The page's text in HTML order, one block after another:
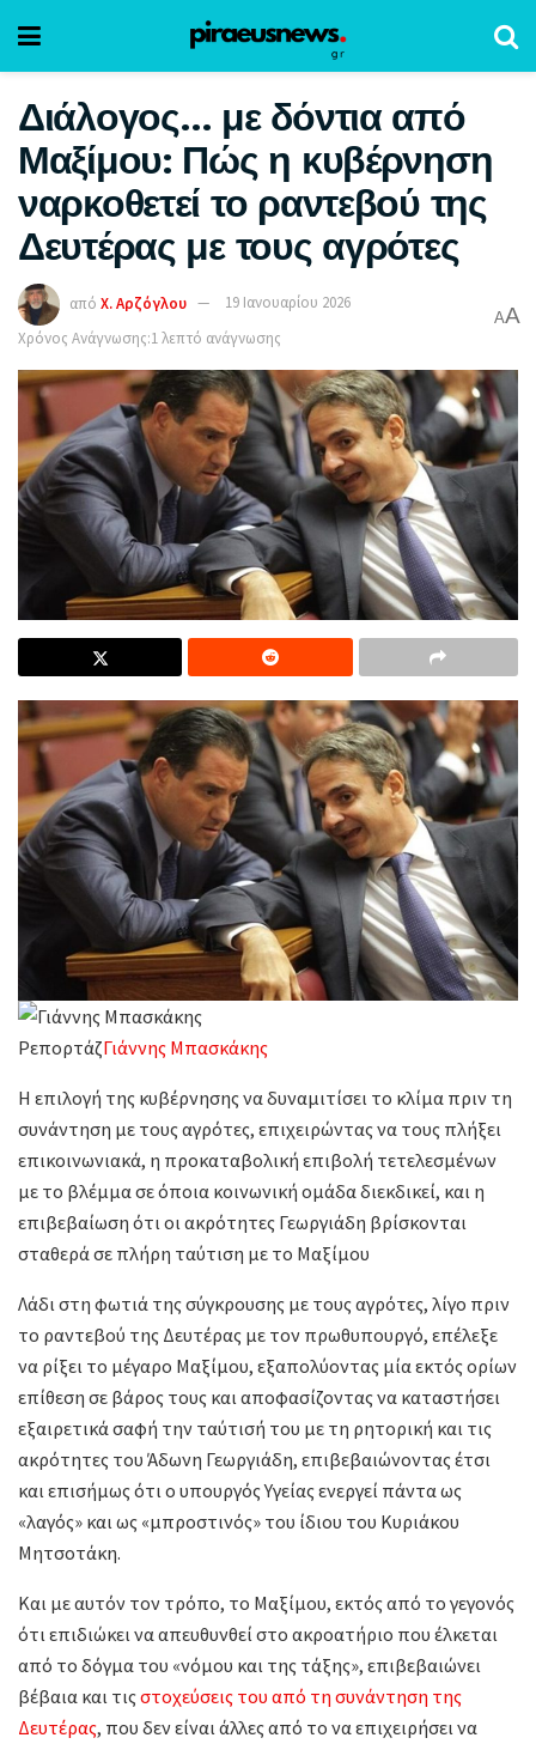
Διάλογος… με δόντια από
Μαξίμου: Πώς η κυβέρνηση
ναρκοθετεί το ραντεβού της
Δευτέρας με τους αγρότες
από Χ. Αρζόγλου
19 Ιανουαρίου 2026
Χρόνος Ανάγνωσης:1 λεπτό ανάγνωσης
AA
ΡεπορτάζΓιάννης Μπασκάκης
Η επιλογή της κυβέρνησης να δυναμιτίσει το κλίμα πριν τη
συνάντηση με τους αγρότες, επιχειρώντας να τους πλήξει
επικοινωνιακά, η προκαταβολική επιβολή τετελεσμένων
με το βλέμμα σε όποια κοινωνική ομάδα διεκδικεί, και η
επιβεβαίωση ότι οι ακρότητες Γεωργιάδη βρίσκονται
σταθερά σε πλήρη ταύτιση με το Μαξίμου
Λάδι στη φωτιά της σύγκρουσης με τους αγρότες, λίγο πριν
το ραντεβού της Δευτέρας με τον πρωθυπουργό, επέλεξε
να ρίξει το μέγαρο Μαξίμου, εξαπολύοντας μία εκτός ορίων
επίθεση σε βάρος τους και αποφασίζοντας να καταστήσει
εξαιρετικά σαφή την ταύτισή του με τη ρητορική και τις
ακρότητες του Άδωνη Γεωργιάδη, επιβεβαιώνοντας έτσι
και επισήμως ότι ο υπουργός Υγείας ενεργεί πάντα ως
«λαγός» και ως «μπροστινός» του ίδιου του Κυριάκου
Μητσοτάκη.
Και με αυτόν τον τρόπο, το Μαξίμου, εκτός από το γεγονός
ότι επιδιώκει να απευθυνθεί στο ακροατήριο που έλκεται
από το δόγμα του «νόμου και της τάξης», επιβεβαιώνει
βέβαια και τιςστοχεύσεις του από τη συνάντηση της
Δευτέρας, που δεν είναι άλλες από το να επιχειρήσει να